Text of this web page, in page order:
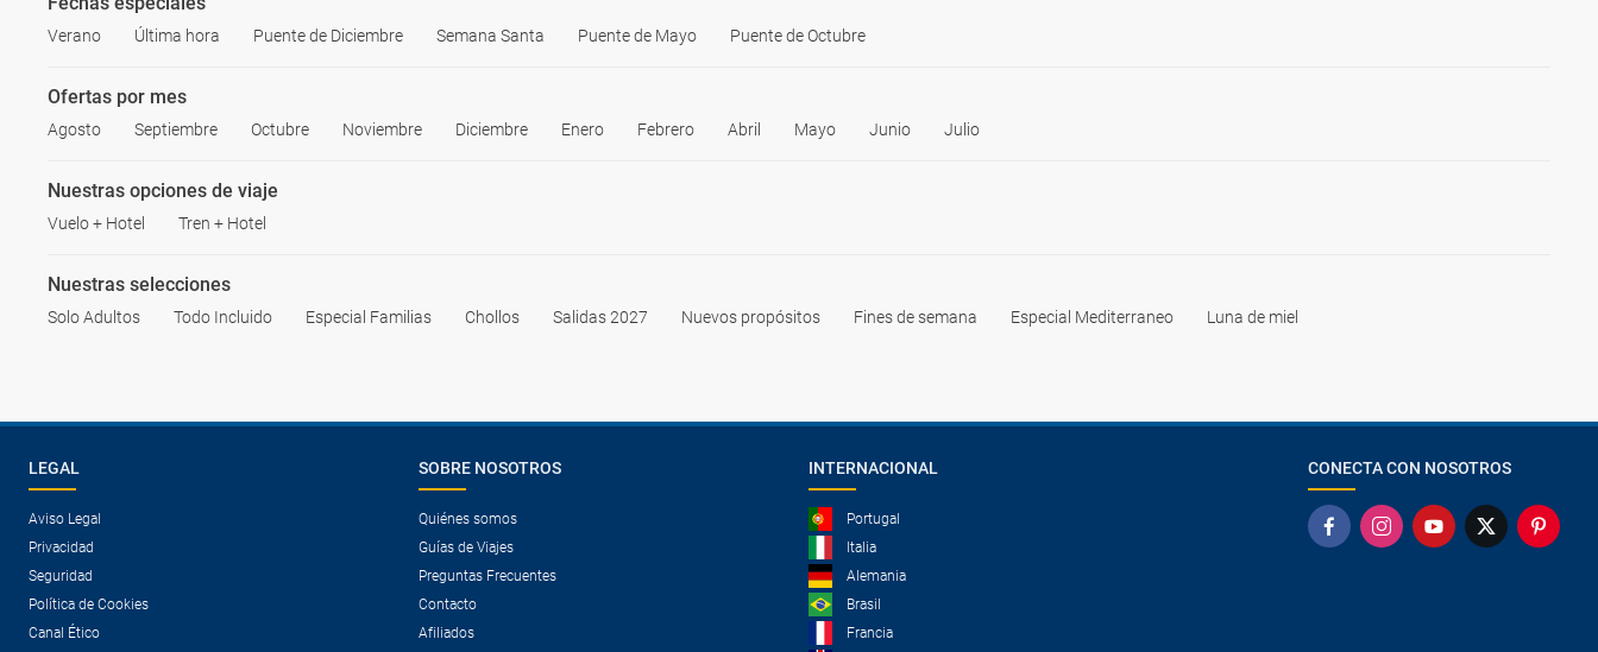
Verano Última hora Puente de Diciembre Semana Santa Puente de Mayo Puente de Octubre
Ofertas por mes
Agosto Septiembre Octubre Noviembre Diciembre Enero Febrero Abril Mayo Junio Julio
Nuestras opciones de viaje
Vuelo + Hotel Tren + Hotel
Nuestras selecciones
Solo Adultos Todo Incluido Especial Familias Chollos Salidas 2027 Nuevos propósitos Fines de semana Especial Mediterraneo Luna de miel
LEGAL
Aviso Legal
Privacidad
Seguridad
Política de Cookies
Canal Ético
SOBRE NOSOTROS
Quiénes somos
Guías de Viajes
Preguntas Frecuentes
Contacto
Afiliados
INTERNACIONAL
Portugal
Italia
Alemania
Brasil
Francia
CONECTA CON NOSOTROS